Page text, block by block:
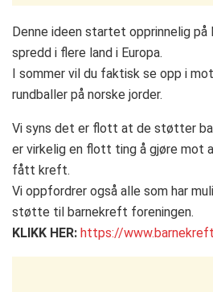
Denne ideen startet opprinnelig på
spredd i flere land i Europa.
I sommer vil du faktisk se opp i
rundballer på norske jorder.
Vi syns det er flott at de støtter
er virkelig en flott ting å gjøre mot
fått kreft.
Vi oppfordrer også alle som har
støtte til barnekreft foreningen.
KLIKK HER: https://